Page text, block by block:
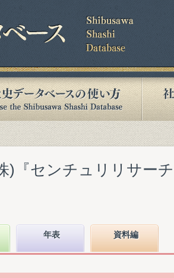
『センチュリリサーチ
年表 資料編